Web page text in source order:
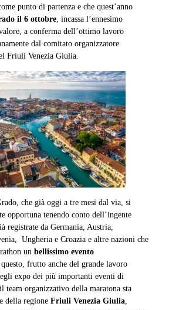
punto di partenza e che quest’anno
il 6 ottobre , incassa l’ennesimo
a conferma dell’ottimo lavoro
dal comitato organizzatore
Friuli Venezia Giulia.
che già oggi a tre mesi dal via, si
opportuna tenendo conto dell’ingente
registrate da Germania, Austria,
Ungheria e Croazia e altre nazioni che
unbellissimo evento
questo, frutto anche del grande lavoro
expo dei più importanti eventi di
team organizzativo della maratona sta
della regioneFriuli Venezia Giulia